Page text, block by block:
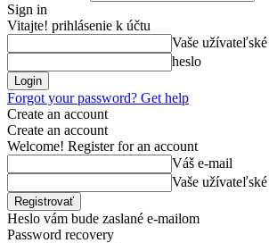
Sign in
Vitajte! prihlásenie k účtu
Vaše
heslo
Forgot your password? Get help
Create an account
Create an account
Welcome! Register for an account
Váš e-mail
Vaše
Heslo vám bude zaslané e-mailom
Password recovery